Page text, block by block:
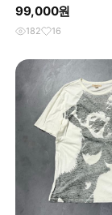
99,000원
182 16